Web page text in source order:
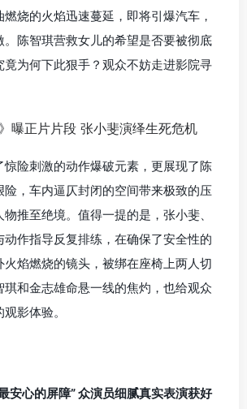
烧的火焰迅速蔓延，即将引爆汽车，
。陈智琪营救女儿的希望是否要被彻底
竟为何下此狠手？观众不妨走进影院寻
惊险刺激的动作爆破元素，更展现了陈
险，车内逼仄封闭的空间带来极致的压
推至绝境。值得一提的是，张小斐、
作指导反复排练，在确保了安全性的
焰燃烧的镜头，被绑在座椅上两人切
和金志雄命悬一线的焦灼，也给观众
影体验。
安心的屏障” 众演员细腻真实表演获好